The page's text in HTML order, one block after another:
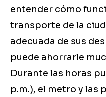
entender cómo
transporte de la
adecuada de sus
puede ahorrarle
Durante las horas
p.m.), el metro y las